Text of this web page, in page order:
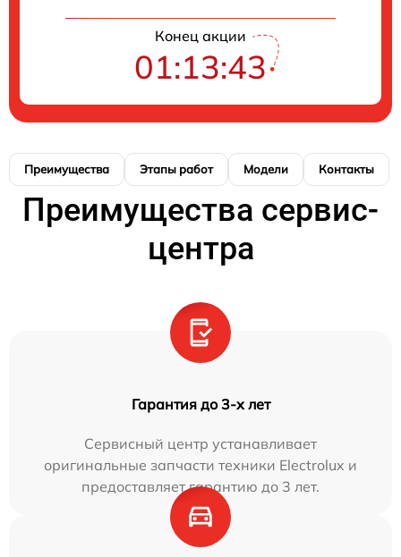
Конец акции
01:13:42
Преимущества Этапы работ Модели Контакты
Преимущества сервис-
центра
Гарантия до 3-х лет
Сервисный центр устанавливает
оригинальные запчасти техники Electrolux и
предоставляет гарантию до 3 лет.